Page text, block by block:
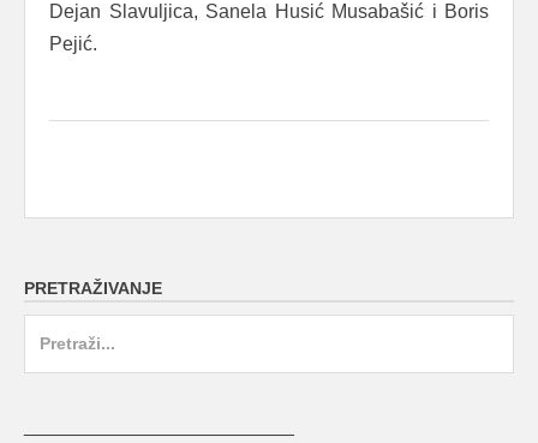
Dejan Slavuljica, Sanela Husić Musabašić i Boris
Pejić.
PRETRAŽIVANJE